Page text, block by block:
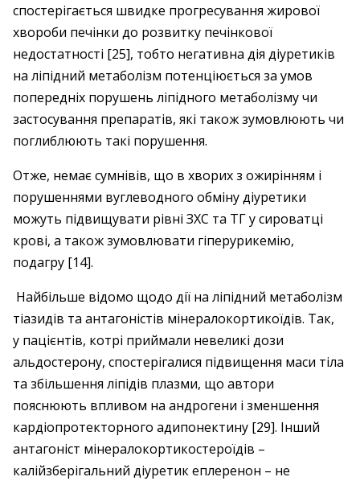
спостерігається швидке прогресування жирової
хвороби печінки до розвитку печінкової
недостатності [25], тобто негативна дія ді­уретиків
на ліпідний метаболізм потенціюється за умов
попередніх порушень ліпідного метаболізму чи
застосування препаратів, які також зумовлюють чи
поглиб­люють такі порушення.
Отже, немає сумнівів, що в хворих з ожирінням і
порушеннями вуглеводного обміну діуретики
можуть підвищувати рівні ЗХС та ТГ у сироватці
крові, а також зумовлювати гіперурикемію,
подагру [14].
Найбільше відомо щодо дії на ліпідний метаболізм
тіазидів та антагоністів мінералокортикоїдів. Так,
у пацієнтів, котрі приймали невеликі дози
альдостерону, спостерігалися підвищення маси тіла
та збільшення ліпідів плазми, що автори
пояснюють впливом на андрогени і зменшення
кардіопротекторного адипонектину [29]. Інший
антагоніст ­мінералокортикостероїдів –
калійзберігальний діуретик еплеренон – не